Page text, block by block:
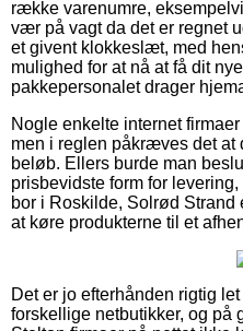
række varenumre,
vær på vagt da det er regnet
et givent klokkeslæt, med
mulighed for at nå at få dit
pakkepersonalet drager
Nogle enkelte internet
men i reglen påkræves det at
beløb. Ellers burde man
prisbevidste form for
bor i Roskilde, Solrød Strand
at køre produkterne til et
Det er jo efterhånden rigtig
forskellige netbutikker, og på